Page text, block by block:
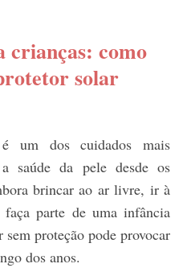
crianças: como
solar
um dos cuidados mais
saúde da pele desde os
brincar ao ar livre, ir à
parte de uma infância
proteção pode provocar
dos anos.